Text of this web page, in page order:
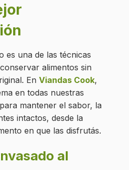
es una de las técnicas
alimentos sin
En Viandas Cook,
en todas nuestras
mantener el sabor, la
intactos, desde la
en que las disfrutás.
al